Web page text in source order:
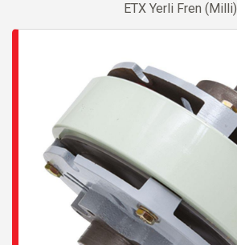
ETX Yerli Fren (Milli)